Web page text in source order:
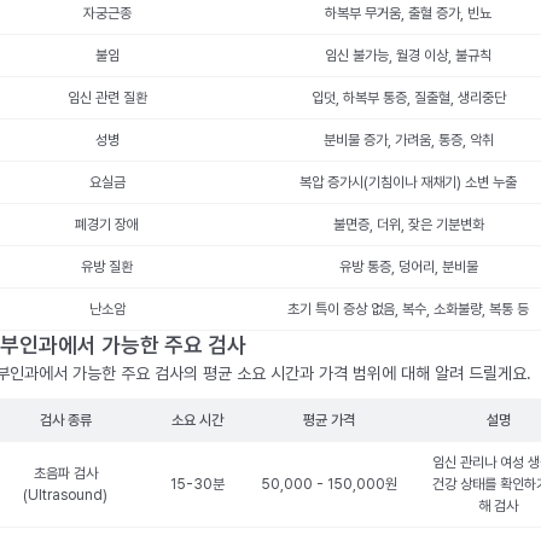
자궁근종 하복부 무거움, 출혈 증가, 빈뇨
불임 임신 불가능, 월경 이상, 불규칙
임신 관련 질환 입덧, 하복부 통증, 질출혈, 생리중단
성병 분비물 증가, 가려움, 통증, 악취
요실금 복압 증가시(기침이나 재채기) 소변 누출
폐경기 장애 불면증, 더위, 잦은 기분변화
유방 질환 유방 통증, 덩어리, 분비물
난소암 초기 특이 증상 없음, 복수, 소화불량, 복통 등
인과에서 가능한 주요 검사
인과에서 가능한 주요 검사의 평균 소요 시간과 가격 범위에 대해 알려 드릴게요.
검사 종류 소요 시간 평균 가격 설명
초음파 검사
(Ultrasound)
15-30분 50,000 - 150,000원
임신 관리나 여성 생
건강 상태를 확인하
해 검사